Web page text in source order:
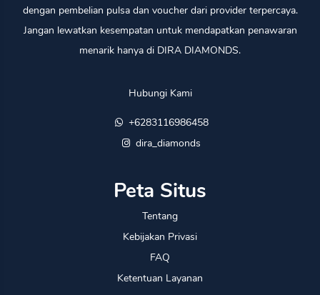
dengan pembelian pulsa dan voucher dari provider terpercaya.
Jangan lewatkan kesempatan untuk mendapatkan penawaran
menarik hanya di DIRA DIAMONDS.
Hubungi Kami
+6283116986458
dira_diamonds
Peta Situs
Tentang
Kebijakan Privasi
FAQ
Ketentuan Layanan